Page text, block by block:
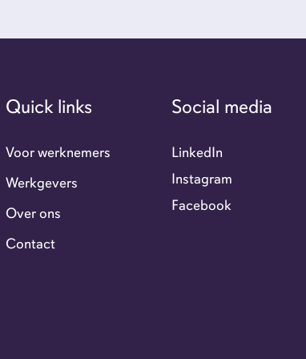
GoFlexi portaal
Flexi-jobs
Quick links
Voor werknemers
Werkgevers
Over ons
Contact
Social media
LinkedIn
Instagram
Facebook